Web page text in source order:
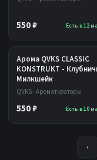
550 ₽ Есть в 12
Арома QVKS CLASSIC
KONSTRUKT -
Милкшейк
QVKS · Ароматизаторы
550 ₽ Есть в 10
‹